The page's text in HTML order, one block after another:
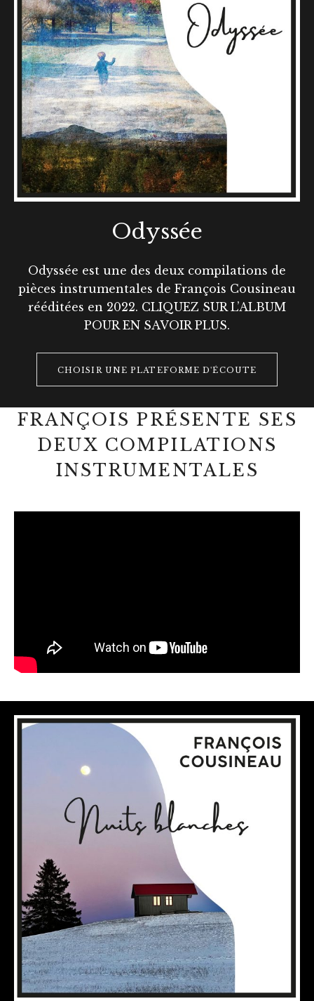
Odyssée
Odyssée est une des deux compilations de
pièces instrumentales de François Cousineau
rééditées en 2022. CLIQUEZ SUR L’ALBUM
POUR EN SAVOIR PLUS.
RECORD LINKS
CHOISIR UNE PLATEFORME D'ÉCOUTE
FRANÇOIS PRÉSENTE SES
DEUX COMPILATIONS
INSTRUMENTALES